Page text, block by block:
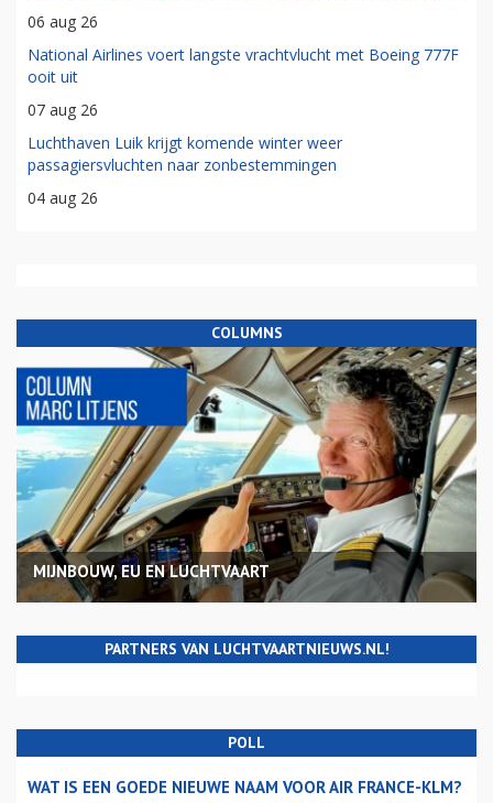
06 aug 26
National Airlines voert langste vrachtvlucht met Boeing 777F
ooit uit
07 aug 26
Luchthaven Luik krijgt komende winter weer
passagiersvluchten naar zonbestemmingen
04 aug 26
COLUMNS
MIJNBOUW, EU EN LUCHTVAART
PARTNERS VAN LUCHTVAARTNIEUWS.NL!
POLL
WAT IS EEN GOEDE NIEUWE NAAM VOOR AIR FRANCE-KLM?